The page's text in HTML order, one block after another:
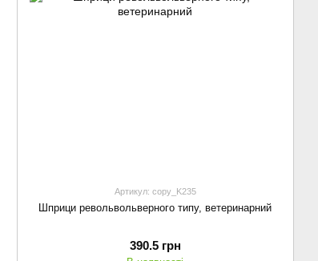
Артикул: copy_K235
Шприци револьвольверного типу, ветеринарний
390.5 грн